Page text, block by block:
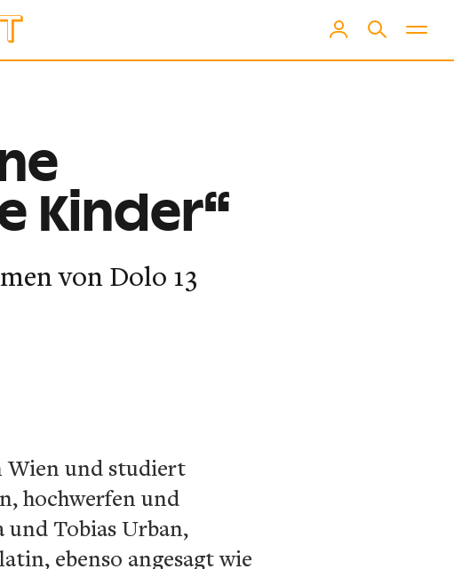
Kinder“
von Dolo 13
Wien und studiert
hochwerfen und
und Tobias Urban,
ebenso angesagt wie